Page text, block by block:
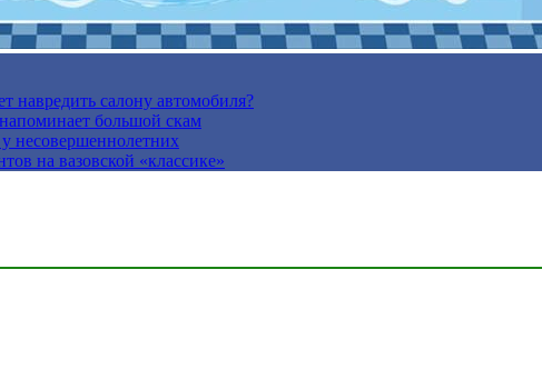
навредить салону автомобиля?
большой скам
несовершеннолетних
на вазовской «классике»